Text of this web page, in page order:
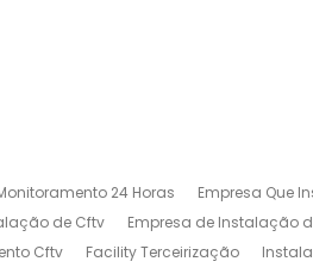
24 Horas
Empresa Que
de Cftv
Empresa de Instalação
Cftv Facility Terceirização